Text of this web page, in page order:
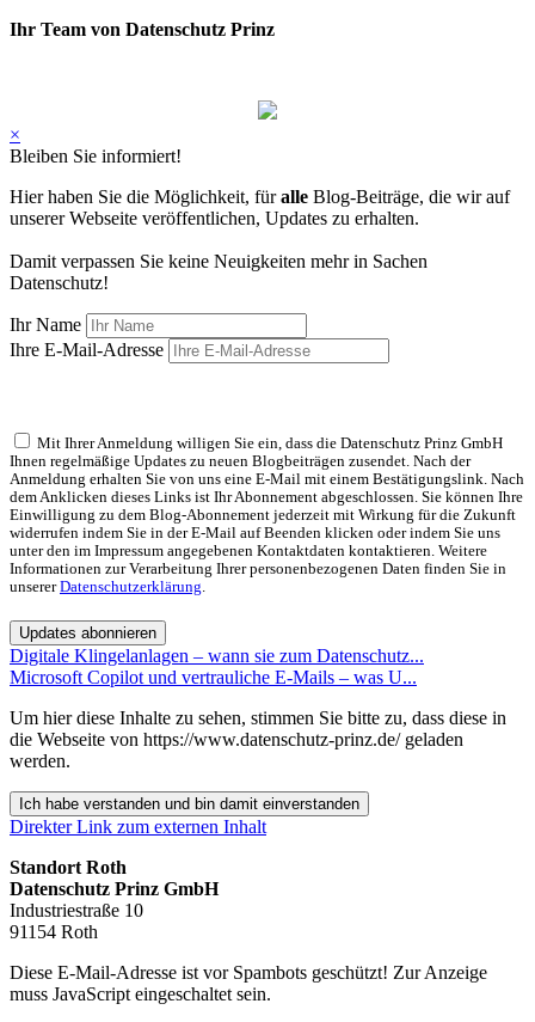
Ihr Team von Datenschutz Prinz
×
Bleiben Sie informiert!
Hier haben Sie die Möglichkeit, füralle Blog-Beiträge, die wir auf
unserer Webseite veröffentlichen, Updates zu erhalten.
Damit verpassen Sie keine Neuigkeiten mehr in Sachen
Datenschutz!
Ihr Name
Ihre E-Mail-Adresse
Mit Ihrer Anmeldung willigen Sie ein, dass die Datenschutz Prinz GmbH
Ihnen regelmäßige Updates zu neuen Blogbeiträgen zusendet. Nach der
Anmeldung erhalten Sie von uns eine E-Mail mit einem Bestätigungslink. Nach
dem Anklicken dieses Links ist Ihr Abonnement abgeschlossen. Sie können Ihre
Einwilligung zu dem Blog-Abonnement jederzeit mit Wirkung für die Zukunft
widerrufen indem Sie in der E-Mail auf Beenden klicken oder indem Sie uns
unter den im Impressum angegebenen Kontaktdaten kontaktieren. Weitere
Informationen zur Verarbeitung Ihrer personenbezogenen Daten finden Sie in
unsererDatenschutzerklärung.
Updates abonnieren
Digitale Klingelanlagen – wann sie zum Datenschutz...
Microsoft Copilot und vertrauliche E-Mails – was U...
Um hier diese Inhalte zu sehen, stimmen Sie bitte zu, dass diese in
die Webseite von https://www.datenschutz-prinz.de/ geladen
werden.
Ich habe verstanden und bin damit einverstanden
Direkter Link zum externen Inhalt
Standort Roth
Datenschutz Prinz GmbH
Industriestraße 10
91154 Roth
Diese E-Mail-Adresse ist vor Spambots geschützt! Zur Anzeige
muss JavaScript eingeschaltet sein.